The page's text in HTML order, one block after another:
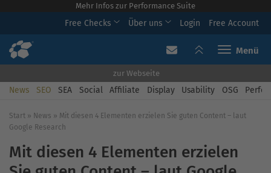
Mehr Infos zur Performance Suite
Free Checks Über uns Login Free Account
Toggle
zur Webseite
News SEO SEA Social Affiliate Display Usability OSG
Start » News » Mit diesen 4 Elementen erzielen Sie guten Content – laut
Google Research
Mit diesen 4 Elementen erzielen